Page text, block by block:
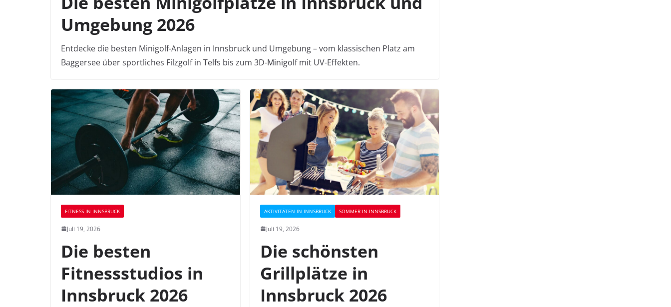
Umgebung 2026
Entdecke die besten Minigolf-Anlagen in Innsbruck und Umgebung – vom klassischen Platz am
Baggersee über sportliches Filzgolf in Telfs bis zum 3D-Minigolf mit UV-Effekten.
FITNESS IN INNSBRUCK
Juli 19, 2026
Die besten
Fitnessstudios in
Innsbruck 2026
AKTIVITÄTEN IN INNSBRUCK SOMMER IN INNSBRUCK
Juli 19, 2026
Die schönsten
Grillplätze in
Innsbruck 2026